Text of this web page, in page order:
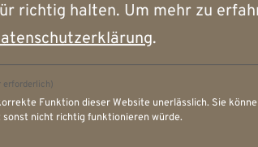
richtig halten. Um mehr zu
.
erforderlich)
Funktion dieser Website unerlässlich. Sie
nicht richtig funktionieren würde.